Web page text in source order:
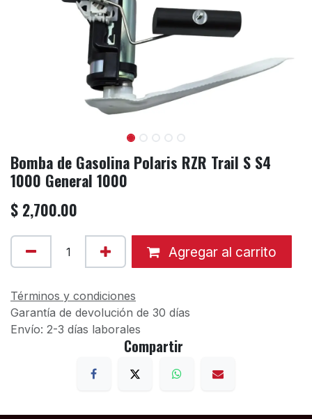
Bomba de Gasolina Polaris RZR Trail S S4
1000 General 1000
$ 2,700.00
Agregar al carrito
Términos y condiciones
Garantía de devolución de 30 días
Envío: 2-3 días laborales
Compartir